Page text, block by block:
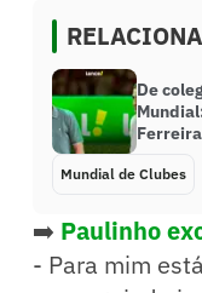
De
Mundial de Clubes
➡️ Paulinho
- Para mim